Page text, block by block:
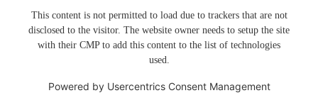
This content is not permitted to load due to trackers that are not
disclosed to the visitor. The website owner needs to setup the site
with their CMP to add this content to the list of technologies
used.
Powered by Usercentrics Consent Management